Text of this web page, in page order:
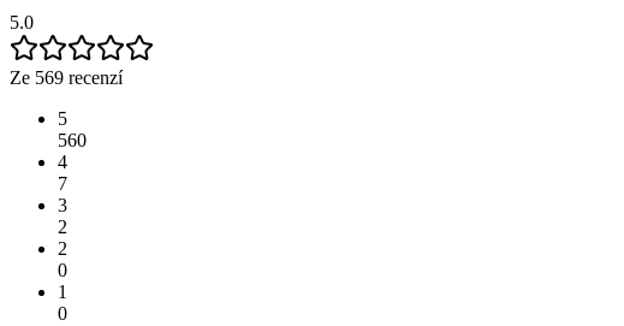
5.0
Ze 569 recenzí
5
560
4
7
3
2
2
0
1
0